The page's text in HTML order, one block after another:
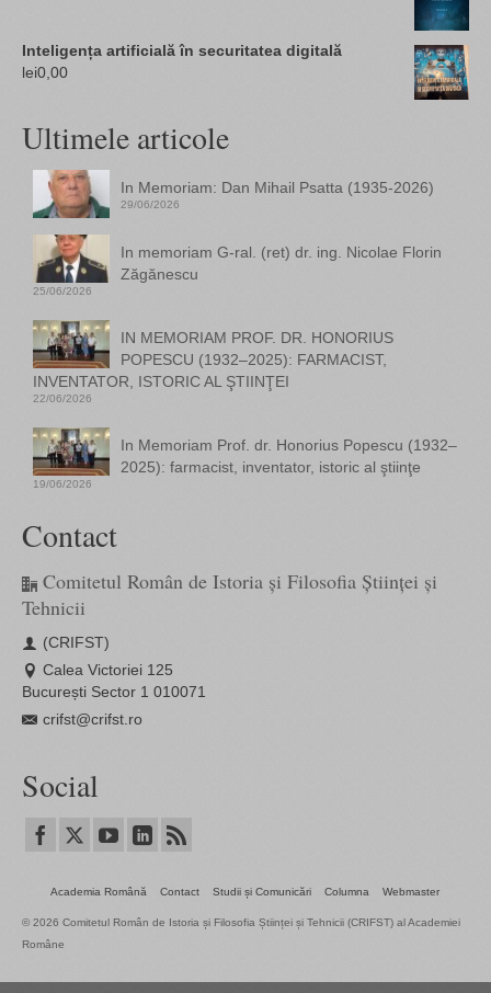
Inteligența artificială în securitatea digitală
lei0,00
Ultimele articole
In Memoriam: Dan Mihail Psatta (1935-2026)
29/06/2026
In memoriam G-ral. (ret) dr. ing. Nicolae Florin
Zăgănescu
25/06/2026
IN MEMORIAM PROF. DR. HONORIUS
POPESCU (1932–2025): FARMACIST,
INVENTATOR, ISTORIC AL ŞTIINŢEI
22/06/2026
In Memoriam Prof. dr. Honorius Popescu (1932–
2025): farmacist, inventator, istoric al ştiinţe
19/06/2026
Contact
Comitetul Român de Istoria și Filosofia Științei și
Tehnicii
(CRIFST)
Calea Victoriei 125
București Sector 1 010071
crifst@crifst.ro
Social
Academia Română Contact Studii și Comunicări Columna Webmaster
© 2026 Comitetul Român de Istoria și Filosofia Științei și Tehnicii (CRIFST) al Academiei
Române